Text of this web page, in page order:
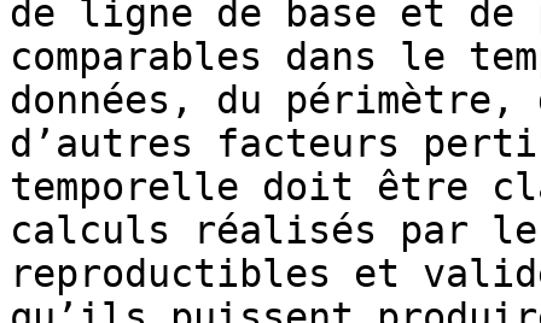
de ligne de base et
comparables dans le
données, du périmètre,
d’autres facteurs
temporelle doit être
calculs réalisés par le
reproductibles et